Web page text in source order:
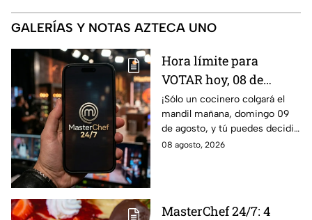
GALERÍAS Y NOTAS AZTECA UNO
Hora límite para
VOTAR hoy, 08 de
agosto, y salvar a tu
cocinero favorito de
MasterChef 24/7
¡Sólo un cocinero colgará el
mandil mañana, domingo 09
de agosto, y tú puedes decidir
quién continúa en la
08 agosto, 2026
MasterChef 24/7: 4